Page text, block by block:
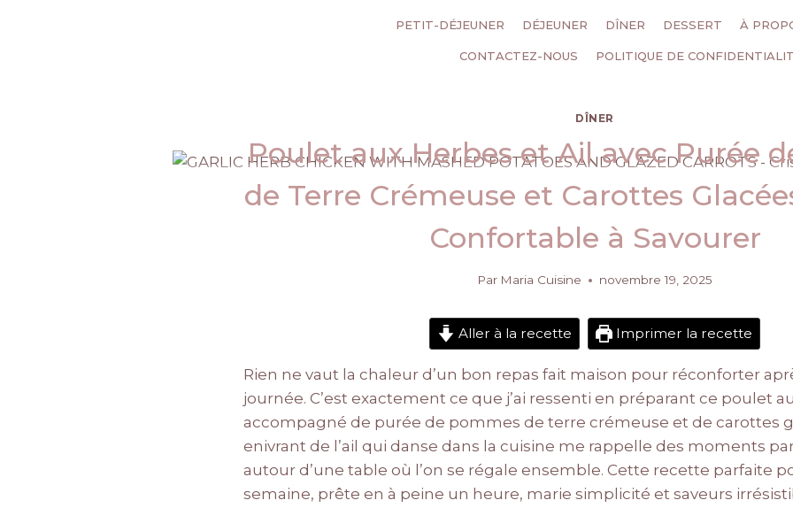
PETIT-DÉJEUNER DÉJEUNER DÎNER DESSERT À
CONTACTEZ-NOUS POLITIQUE DE
DÎNER
Poulet aux Herbes et Ail avec Purée
de Terre Crémeuse et Carottes
Confortable à Savourer
Par Maria Cuisine novembre 19, 2025
Aller à la recette Imprimer la recette
Rien ne vaut la chaleur d’un bon repas fait maison pour réconforter
journée. C’est exactement ce que j’ai ressenti en préparant ce poulet
accompagné de purée de pommes de terre crémeuse et de carottes
enivrant de l’ail qui danse dans la cuisine me rappelle des moments
autour d’une table où l’on se régale ensemble. Cette recette parfaite
semaine, prête en à peine un heure, marie simplicité et saveurs